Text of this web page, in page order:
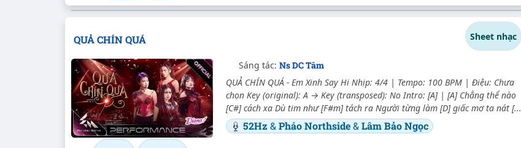
QUẢ CHÍN QUÁ Sheet nhạc
Sáng tác: Ns DC Tâm
QUẢ CHÍN QUÁ - Em Xinh Say Hi Nhịp: 4/4 | Tempo: 100 BPM | Điệu: Chưa
chọn Key (original): A → Key (transposed): No Intro: [A] | [A] Chẳng thể nào
[C#] cách xa Dù tim như [F#m] tách ra Người từng làm [D] giấc mơ ta nát [...
52Hz &Pháo Northside&Lâm Bảo Ngọc